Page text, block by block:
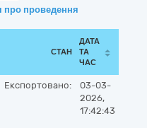
про проведення
СТАН
ДАТА
ТА
ЧАС
Експортовано:
03-03-
2026,
17:42:43